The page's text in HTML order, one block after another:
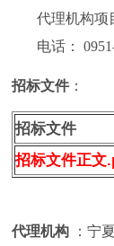
代理机构项
电话： 0951-
招标文件 ：
招标文件
招标文件正文
代理机构 ：宁